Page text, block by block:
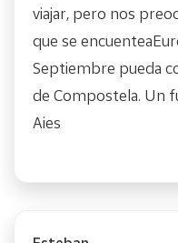
viajar, pero nos
que se
Septiembre pueda
de Compostela. Un
Aies